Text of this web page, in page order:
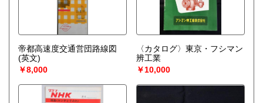
帝都高速度交通営団路線図
(英文)
￥8,000
〈カタログ〉東京・フシマン
辨工業
￥10,000